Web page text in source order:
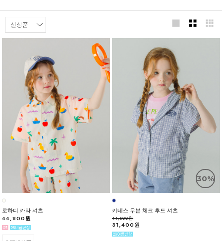
로하디 카라 셔츠
44,800원
30%
키네스 우븐 체크 후드 셔츠
44,800원
31,400원